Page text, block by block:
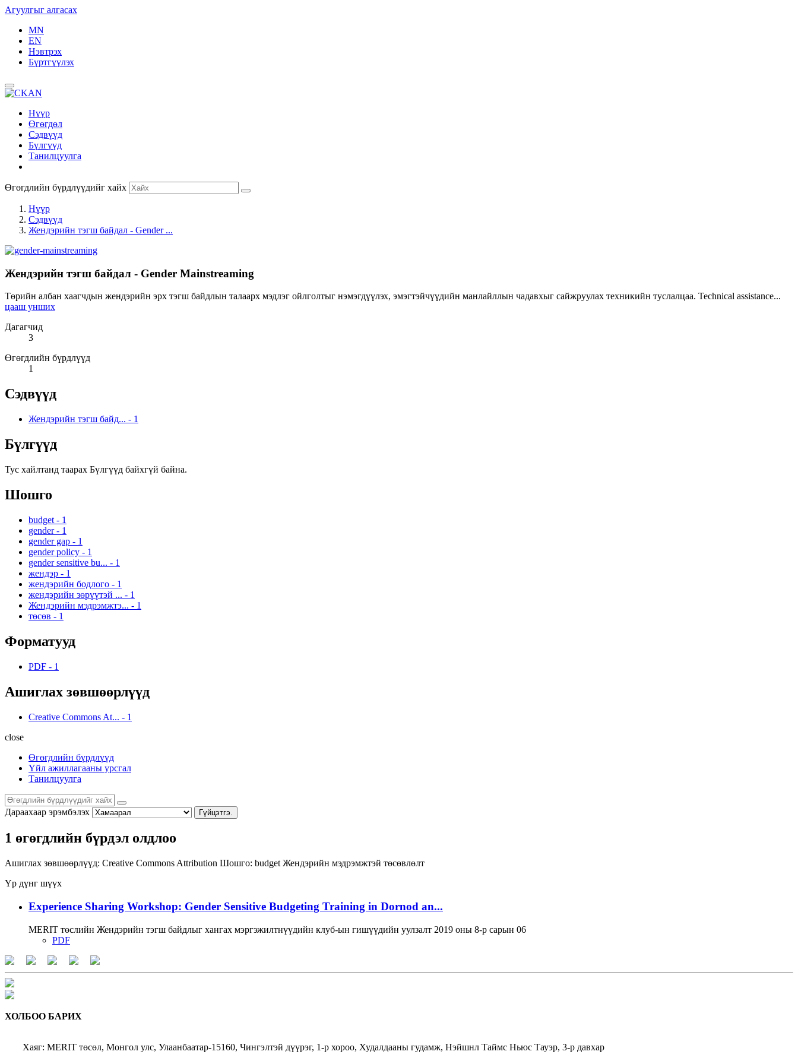
Агуулгыг алгасах
MN
EN
Нэвтрэх
Бүртгүүлэх
Нүүр
Өгөгдөл
Сэдвүүд
Бүлгүүд
Танилцуулга
Өгөгдлийн бүрдлүүдийг хайх
Нүүр
Сэдвүүд
Жендэрийн тэгш байдал - Gender ...
Жендэрийн тэгш байдал - Gender Mainstreaming
Төрийн албан хаагчдын жендэрийн эрх тэгш байдлын талаарх мэдлэг ойлголтыг нэмэгдүүлэх, эмэгтэйчүүдийн манлайллын чадавхыг сайжруулах техникийн туслалцаа. Technical assistance...
цааш унших
Дагагчид
3
Өгөгдлийн бүрдлүүд
1
Сэдвүүд
Жендэрийн тэгш байд... - 1
Бүлгүүд
Тус хайлтанд таарах Бүлгүүд байхгүй байна.
Шошго
budget - 1
gender - 1
gender gap - 1
gender policy - 1
gender sensitive bu... - 1
жендэр - 1
жендэрийн бодлого - 1
жендэрийн зөрүүтэй ... - 1
Жендэрийн мэдрэмжтэ... - 1
төсөв - 1
Форматууд
PDF - 1
Ашиглах зөвшөөрлүүд
Creative Commons At... - 1
close
Өгөгдлийн бүрдлүүд
Үйл ажиллагааны урсгал
Танилцуулга
Дараахаар эрэмбэлэх Гүйцэтгэ.
1 өгөгдлийн бүрдэл олдлоо
Ашиглах зөвшөөрлүүд: Creative Commons Attribution Шошго: budget Жендэрийн мэдрэмжтэй төсөвлөлт
Үр дүнг шүүх
Experience Sharing Workshop: Gender Sensitive Budgeting Training in Dornod an...
MERIT төслийн Жендэрийн тэгш байдлыг хангах мэргэжилтнүүдийн клуб-ын гишүүдийн уулзалт 2019 оны 8-р сарын 06
PDF
ХОЛБОО БАРИХ
Хаяг: MERIT төсөл, Монгол улс, Улаанбаатар-15160, Чингэлтэй дүүрэг, 1-р хороо, Худалдааны гудамж, Нэйшнл Таймс Ньюс Тауэр, 3-р давхар